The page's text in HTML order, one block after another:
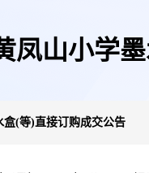
凤山小学
(等)直接订购成交公告